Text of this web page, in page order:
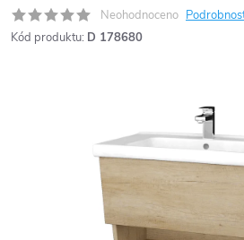
Neohodnoceno
Kód produktu: D 178680